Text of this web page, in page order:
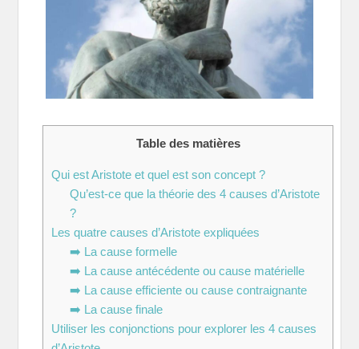
Table des matières
Qui est Aristote et quel est son concept ?
Qu’est-ce que la théorie des 4 causes d’Aristote
?
Les quatre causes d’Aristote expliquées
➡️ La cause formelle
➡️ La cause antécédente ou cause matérielle
➡️ La cause efficiente ou cause contraignante
➡️ La cause finale
Utiliser les conjonctions pour explorer les 4 causes